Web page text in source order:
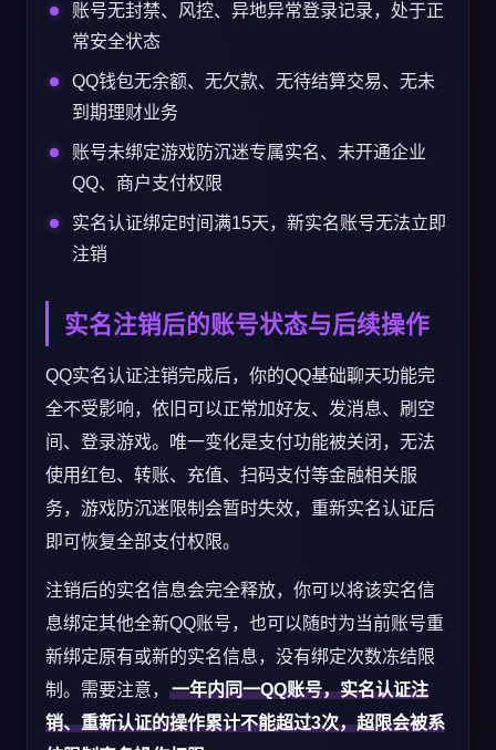
账号无封禁、风控、异地异常登录记录，处于正
常安全状态
QQ钱包无余额、无欠款、无待结算交易、无未
到期理财业务
账号未绑定游戏防沉迷专属实名、未开通企业
QQ、商户支付权限
实名认证绑定时间满15天，新实名账号无法立即
注销
实名注销后的账号状态与后续操作
QQ实名认证注销完成后，你的QQ基础聊天功能完
全不受影响，依旧可以正常加好友、发消息、刷空
间、登录游戏。唯一变化是支付功能被关闭，无法
使用红包、转账、充值、扫码支付等金融相关服
务，游戏防沉迷限制会暂时失效，重新实名认证后
即可恢复全部支付权限。
注销后的实名信息会完全释放，你可以将该实名信
息绑定其他全新QQ账号，也可以随时为当前账号重
新绑定原有或新的实名信息，没有绑定次数冻结限
制。需要注意，
一年内同一QQ账号，实名认证注
销、重新认证的操作累计不能超过3次，超限会被系